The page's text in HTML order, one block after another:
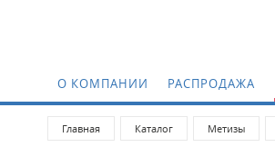
О КОМПАНИИ РАСПРОДАЖА
Главная Каталог Метизы